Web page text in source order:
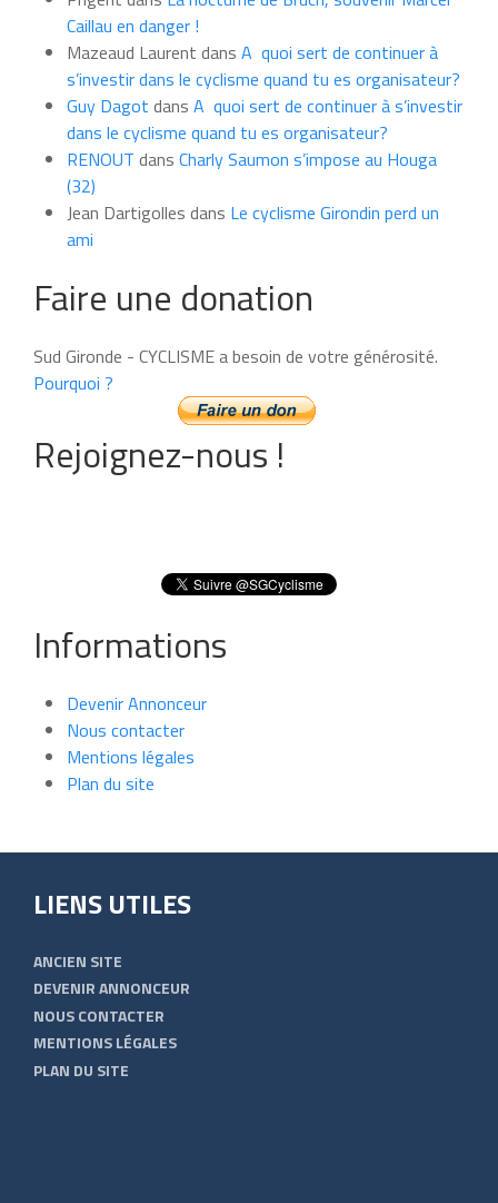
mois
Caillau en danger !
Mazeaud Laurent dans A quoi sert de continuer à
s’investir dans le cyclisme quand tu es organisateur?
Guy Dagot dans A quoi sert de continuer à s’investir
dans le cyclisme quand tu es organisateur?
RENOUT dans Charly Saumon s’impose au Houga
(32)
Jean Dartigolles dans Le cyclisme Girondin perd un
ami
Faire une donation
Sud Gironde - CYCLISME a besoin de votre générosité.
Pourquoi ?
Rejoignez-nous !
Informations
Devenir Annonceur
Nous contacter
Mentions légales
Plan du site
LIENS UTILES
ANCIEN SITE
DEVENIR ANNONCEUR
NOUS CONTACTER
MENTIONS LÉGALES
PLAN DU SITE